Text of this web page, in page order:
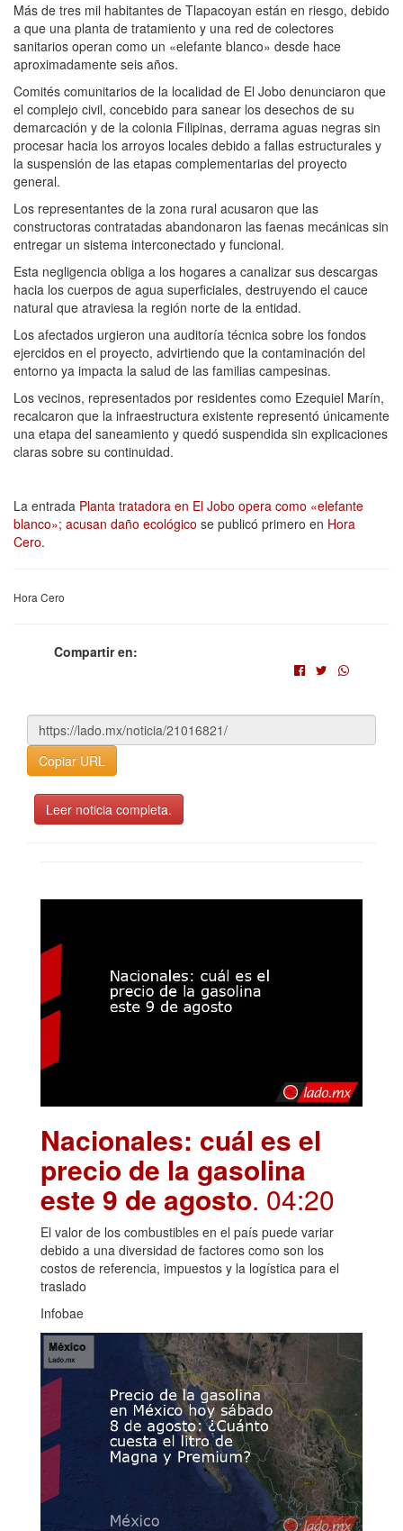
Más de tres mil habitantes de Tlapacoyan están en riesgo, debido
a que una planta de tratamiento y una red de colectores
sanitarios operan como un «elefante blanco» desde hace
aproximadamente seis años.
Comités comunitarios de la localidad de El Jobo denunciaron que
el complejo civil, concebido para sanear los desechos de su
demarcación y de la colonia Filipinas, derrama aguas negras sin
procesar hacia los arroyos locales debido a fallas estructurales y
la suspensión de las etapas complementarias del proyecto
general.
Los representantes de la zona rural acusaron que las
constructoras contratadas abandonaron las faenas mecánicas sin
entregar un sistema interconectado y funcional.
Esta negligencia obliga a los hogares a canalizar sus descargas
hacia los cuerpos de agua superficiales, destruyendo el cauce
natural que atraviesa la región norte de la entidad.
Los afectados urgieron una auditoría técnica sobre los fondos
ejercidos en el proyecto, advirtiendo que la contaminación del
entorno ya impacta la salud de las familias campesinas.
Los vecinos, representados por residentes como Ezequiel Marín,
recalcaron que la infraestructura existente representó únicamente
una etapa del saneamiento y quedó suspendida sin explicaciones
claras sobre su continuidad.
La entrada Planta tratadora en El Jobo opera como «elefante
blanco»; acusan daño ecológico se publicó primero en Hora
Cero.
Hora Cero
Compartir en:
Copiar URL
Leer noticia completa.
Nacionales: cuál es el
precio de la gasolina
este 9 de agosto. 04:20
El valor de los combustibles en el país puede variar
debido a una diversidad de factores como son los
costos de referencia, impuestos y la logística para el
traslado
Infobae